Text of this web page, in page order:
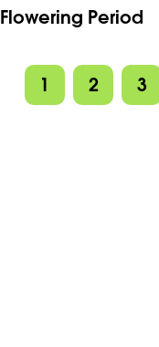
Flowering Period
1 2 3